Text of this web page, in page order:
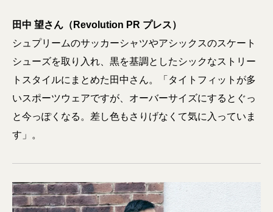
田中 望さん（Revolution PR プレス）
シュプリームのサッカーシャツやアシックスのスケート
シューズを取り入れ、黒を基調としたシックなストリー
トスタイルにまとめた田中さん。「タイトフィットが多
いスポーツウェアですが、オーバーサイズにするとぐっ
と今っぽくなる。差し色もさりげなくて気に入っていま
す」。